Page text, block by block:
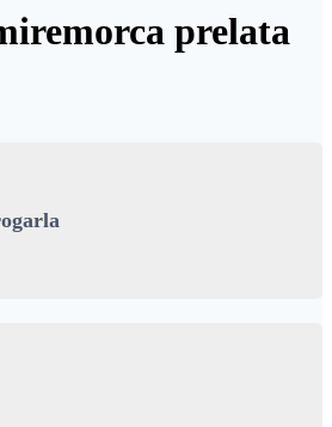
prelata